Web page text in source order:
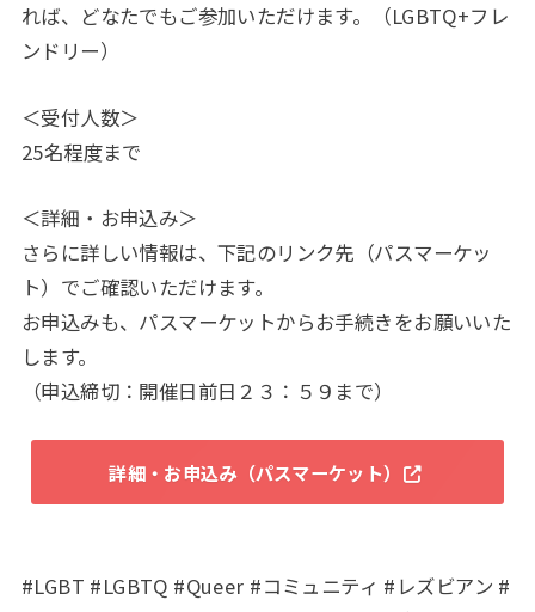
れば、どなたでもご参加いただけます。（LGBTQ+フレ
ンドリー）
＜受付人数＞
25名程度まで
＜詳細・お申込み＞
さらに詳しい情報は、下記のリンク先（パスマーケッ
ト）でご確認いただけます。
お申込みも、パスマーケットからお手続きをお願いいた
します。
（申込締切：開催日前日２３：５９まで）
詳細・お申込み（パスマーケット）
#LGBT #LGBTQ #Queer #コミュニティ #レズビアン #